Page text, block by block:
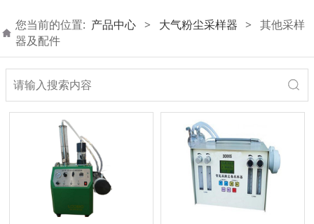
您当前的位置: 产品中心 > 大气粉尘采样器 >
其他采样
器及配件